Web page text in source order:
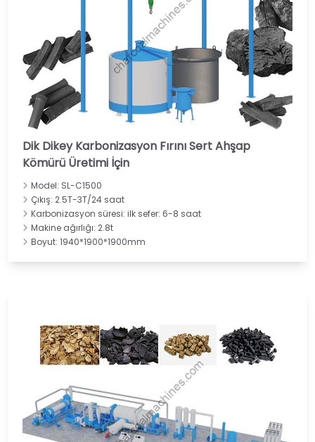
Dik Dikey Karbonizasyon Fırını Sert Ahşap
Kömürü Üretimi İçin
Model: SL-C1500
Çıkış: 2.5T-3T/24 saat
Karbonizasyon süresi: ilk sefer: 6-8 saat
Makine ağırlığı: 2.8t
Boyut: 1940*1900*1900mm